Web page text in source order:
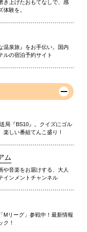
き上げたおもてなしで、感
体験を。
温泉旅』をお手伝い。国内
ルの宿泊予約サイト
局『BS10』。クイズにゴル
楽しい番組てんこ盛り！
ム
や音楽をお届けする、大人
インメントチャンネル
Mリーグ」参戦中！最新情報
ク！